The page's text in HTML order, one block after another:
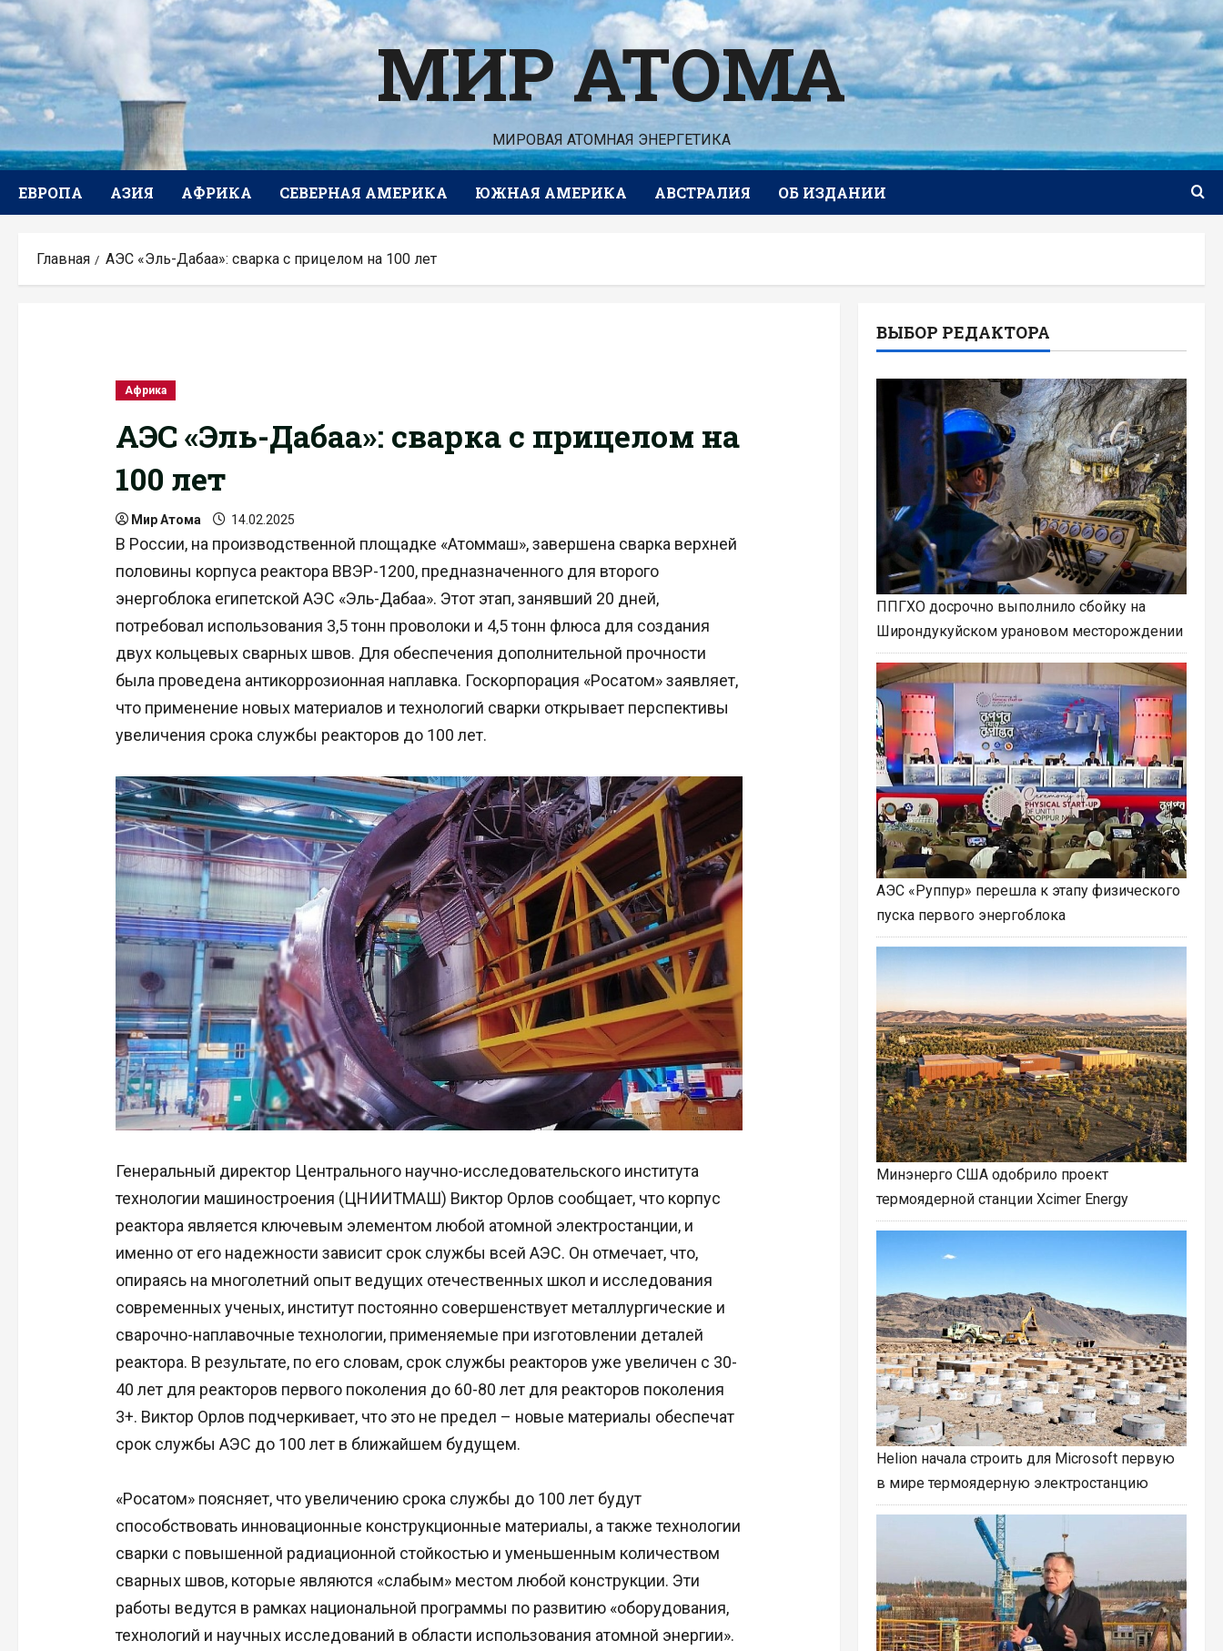
Перейти
к
содержимому
МИР АТОМА
МИРОВАЯ АТОМНАЯ ЭНЕРГЕТИКА
ЕВРОПА АЗИЯ АФРИКА СЕВЕРНАЯ АМЕРИКА ЮЖНАЯ АМЕРИКА АВСТРАЛИЯ ОБ ИЗДАНИИ
Главная АЭС «Эль-Дабаа»: сварка с прицелом на 100 лет
Африка
АЭС «Эль-Дабаа»: сварка с прицелом на
100 лет
Мир Атома 14.02.2025
В России, на производственной площадке «Атоммаш», завершена сварка верхней
половины корпуса реактора ВВЭР-1200, предназначенного для второго
энергоблока египетской АЭС «Эль-Дабаа». Этот этап, занявший 20 дней,
потребовал использования 3,5 тонн проволоки и 4,5 тонн флюса для создания
двух кольцевых сварных швов. Для обеспечения дополнительной прочности
была проведена антикоррозионная наплавка. Госкорпорация «Росатом» заявляет,
что применение новых материалов и технологий сварки открывает перспективы
увеличения срока службы реакторов до 100 лет.
Генеральный директор Центрального научно-исследовательского института
технологии машиностроения (ЦНИИТМАШ) Виктор Орлов сообщает, что корпус
реактора является ключевым элементом любой атомной электростанции, и
именно от его надежности зависит срок службы всей АЭС. Он отмечает, что,
опираясь на многолетний опыт ведущих отечественных школ и исследования
современных ученых, институт постоянно совершенствует металлургические и
сварочно-наплавочные технологии, применяемые при изготовлении деталей
реактора. В результате, по его словам, срок службы реакторов уже увеличен с 30-
40 лет для реакторов первого поколения до 60-80 лет для реакторов поколения
3+. Виктор Орлов подчеркивает, что это не предел – новые материалы обеспечат
срок службы АЭС до 100 лет в ближайшем будущем.
«Росатом» поясняет, что увеличению срока службы до 100 лет будут
способствовать инновационные конструкционные материалы, а также технологии
сварки с повышенной радиационной стойкостью и уменьшенным количеством
сварных швов, которые являются «слабым» местом любой конструкции. Эти
работы ведутся в рамках национальной программы по развитию «оборудования,
технологий и научных исследований в области использования атомной энергии».
ВЫБОР РЕДАКТОРА
ППГХО досрочно выполнило сбойку на
Широндукуйском урановом месторождении
АЭС «Руппур» перешла к этапу физического
пуска первого энергоблока
Минэнерго США одобрило проект
термоядерной станции Xcimer Energy
Helion начала строить для Microsoft первую
в мире термоядерную электростанцию